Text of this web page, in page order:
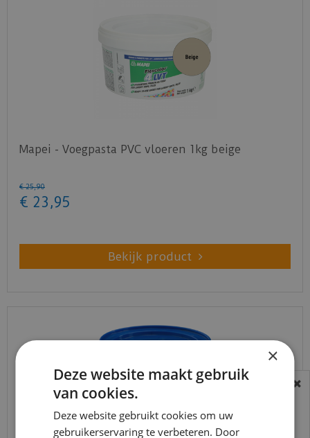
Mapei - Voegpasta PVC vloeren 1kg beige
€ 25,90
€ 23 ,95
Bekijk product
BEREIKBAARHEID
In verband met de vakantie periode zijn wij
t/m 14 augustus telefonisch helaas niet
×
Deze website maakt gebruik
van cookies.
Deze website gebruikt cookies om uw
gebruikerservaring te verbeteren. Door